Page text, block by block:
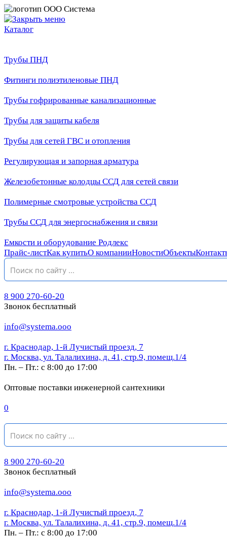
Каталог
Трубы ПНД
Фитинги полиэтиленовые ПНД
Трубы гофрированные канализационные
Трубы для защиты кабеля
Трубы для сетей ГВС и отопления
Регулирующая и запорная арматура
Железобетонные колодцы ССД для сетей связи
Полимерные смотровые устройства ССД
Трубы ССД для энергоснабжения и связи
Емкости и оборудование Родлекс
Прайс-листКак купитьО компанииНовостиОбъекты
8 900 270-60-20
Звонок бесплатный
info@systema.ooo
г. Краснодар, 1-й Лучистый проезд, 7
г. Москва, ул. Талалихина, д. 41, стр.9, помещ.1/4
Пн. – Пт.: с 8:00 до 17:00
Оптовые поставки инженерной сантехники
0
8 900 270-60-20
Звонок бесплатный
info@systema.ooo
г. Краснодар, 1-й Лучистый проезд, 7
г. Москва, ул. Талалихина, д. 41, стр.9, помещ.1/4
Пн. – Пт.: с 8:00 до 17:00